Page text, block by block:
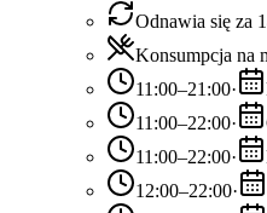
Odnawia się za
Konsumpcja na
11:00–21:00·
11:00–22:00·
11:00–22:00·
12:00–22:00·